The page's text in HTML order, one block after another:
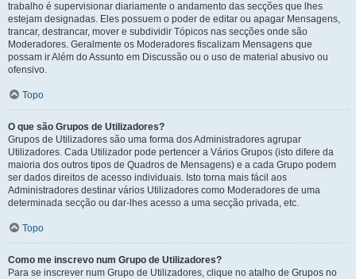
trabalho é supervisionar diariamente o andamento das secções que lhes
estejam designadas. Eles possuem o poder de editar ou apagar Mensagens,
trancar, destrancar, mover e subdividir Tópicos nas secções onde são
Moderadores. Geralmente os Moderadores fiscalizam Mensagens que
possam ir Além do Assunto em Discussão ou o uso de material abusivo ou
ofensivo.
Topo
O que são Grupos de Utilizadores?
Grupos de Utilizadores são uma forma dos Administradores agrupar
Utilizadores. Cada Utilizador pode pertencer a Vários Grupos (isto difere da
maioria dos outros tipos de Quadros de Mensagens) e a cada Grupo podem
ser dados direitos de acesso individuais. Isto torna mais fácil aos
Administradores destinar vários Utilizadores como Moderadores de uma
determinada secção ou dar-lhes acesso a uma secção privada, etc.
Topo
Como me inscrevo num Grupo de Utilizadores?
Para se inscrever num Grupo de Utilizadores, clique no atalho de Grupos no